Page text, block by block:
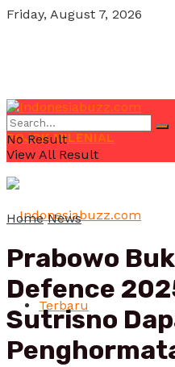
Friday, August 7, 2026
POJOK MILENIAL
Terbaru
No Result
View All Result
Home News
Prabowo
Defence
Sutrisno